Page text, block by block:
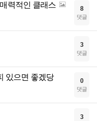
력적인 클래스 8
댓글
3
댓글
있으면 좋겠당 0
댓글
3